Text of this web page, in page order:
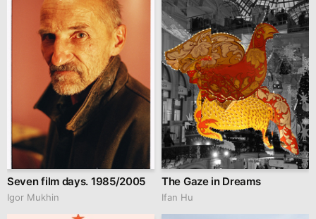
Seven film days. 1985/2005
Igor Mukhin
The Gaze in Dreams
Ifan Hu